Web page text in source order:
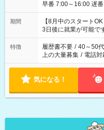
早番 7:00～16:00 遅番
と休みを合わせたい
「できれば残業はし
ね。 ※Wワーク希望の方へ 今ご覧のお仕事で希望する勤務時間
と、もう1つのお仕事
合は応募できません。
期間
【8月中のスタート
3日後に就業が可能で
特徴 履歴書不要 / 40～50
上の大量募集 / 電話対
気になる！